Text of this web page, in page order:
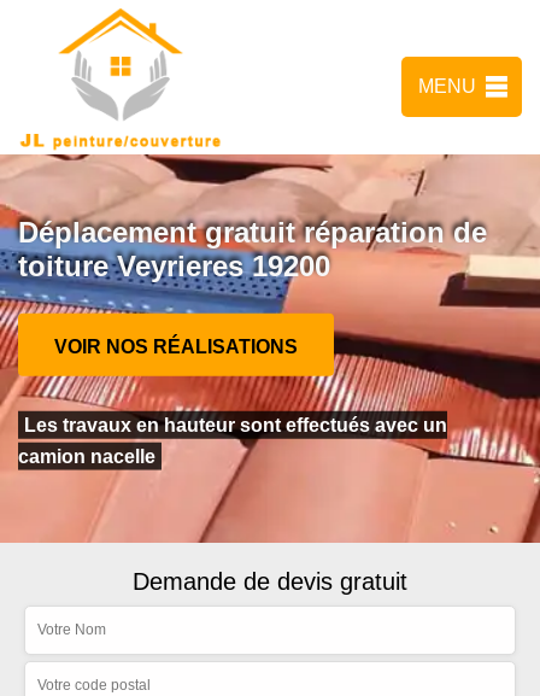
MENU
Déplacement gratuit réparation de
toiture Veyrieres 19200
VOIR NOS RÉALISATIONS
Les travaux en hauteur sont effectués avec un
camion nacelle
Demande de devis gratuit